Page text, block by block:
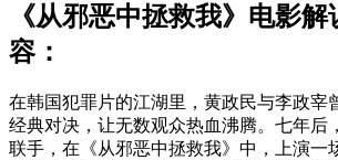
《从邪恶中拯救我》电影
容：
在韩国犯罪片的江湖里，黄政民与李政宰
经典对决，让无数观众热血沸腾。七年后
联手，在《从邪恶中拯救我》中，上演一